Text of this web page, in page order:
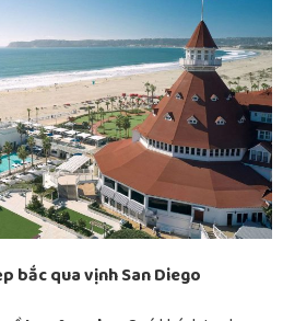
bắc qua vịnh San Diego